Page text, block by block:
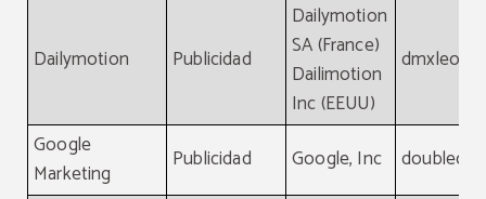
Dailymotion Publicidad
Dailymotion
SA (France)
Dailimotion
Inc (EEUU)
Google
Marketing
Publicidad Google, Inc